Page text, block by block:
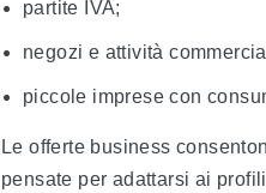
partite IVA;
negozi e attività
piccole imprese con
Le offerte business
pensate per adattarsi ai